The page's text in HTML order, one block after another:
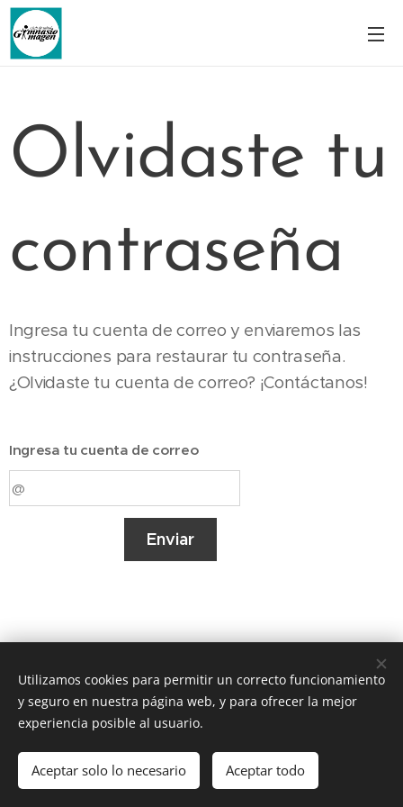
Olvidaste tu
contraseña
Ingresa tu cuenta de correo y enviaremos las
instrucciones para restaurar tu contraseña.
¿Olvidaste tu cuenta de correo? ¡Contáctanos!
Ingresa tu cuenta de correo
Enviar
Granada, 18001
Creado conWebnode Cookies
Utilizamos cookies para permitir un correcto funcionamiento
y seguro en nuestra página web, y para ofrecer la mejor
experiencia posible al usuario.
Aceptar solo lo necesario Aceptar todo